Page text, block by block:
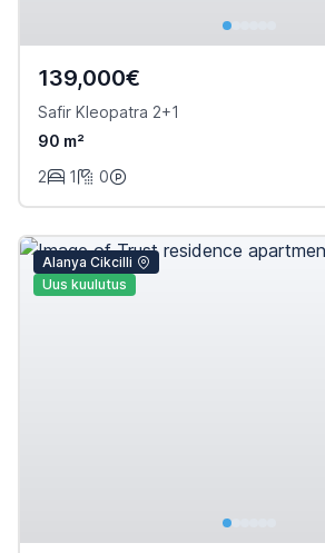
139,000€
Safir Kleopatra 2+1
90 m²
2
1 0
Alanya Cikcilli
Uus kuulutus